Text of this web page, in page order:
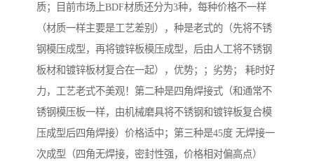
质；目前市场上BDF材质还分为3种，每种价格不一样
（材质一样主要是工艺差别），种是老式的（先将不锈
钢模压成型，再将镀锌板模压成型，后由人工将不锈钢
板材和镀锌板材复合在一起），优势；；劣势； 耗时好
力，工艺老式不美观！第二种是四角焊接式（和通常不
锈钢模压板一样，由机械磨具将不锈钢和镀锌板复合模
压成型后四角焊接）价格适中；第三种是45度 无焊接一
次成型（四角无焊接，密封性强，价格相对偏高点）